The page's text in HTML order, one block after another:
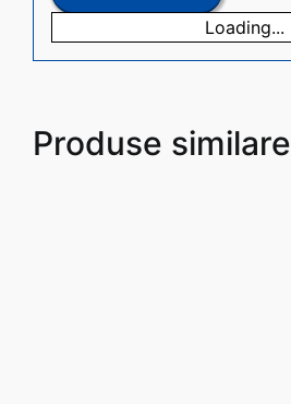
Loading...
Produse similare